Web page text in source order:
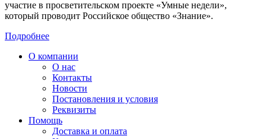
участие в просветительском проекте «Умные недели»,
который проводит Российское общество «Знание».
Подробнее
О компании
О нас
Контакты
Новости
Постановления и условия
Реквизиты
Помощь
Доставка и оплата